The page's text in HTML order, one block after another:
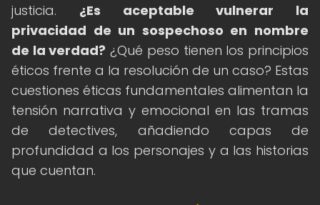
justicia. ¿Es aceptable vulnerar la
privacidad de un sospechoso en nombre
de la verdad? ¿Qué peso tienen los principios
éticos frente a la resolución de un caso? Estas
cuestiones éticas fundamentales alimentan la
tensión narrativa y emocional en las tramas
de detectives, añadiendo capas de
profundidad a los personajes y a las historias
que cuentan.